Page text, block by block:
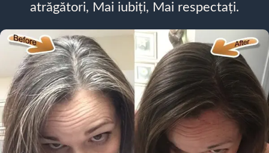
atrăgători, Mai iubiți, Mai respectați.